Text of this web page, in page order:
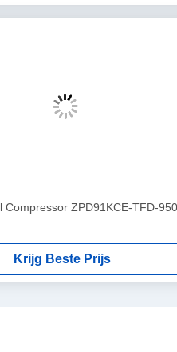
Compressor ZPD91KCE-TFD-
Krijg Beste Prijs